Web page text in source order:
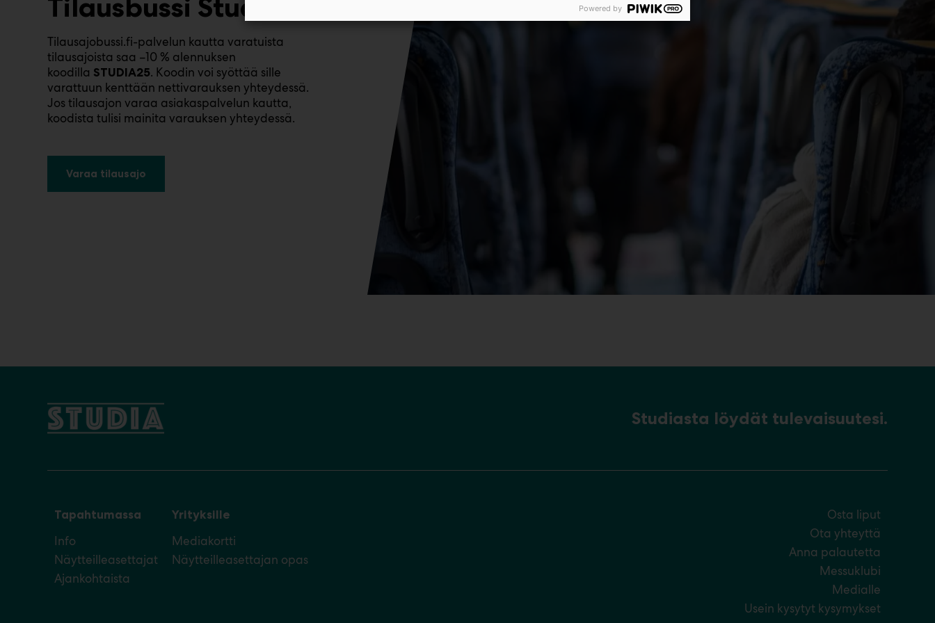
Tilausbussi Studiaan
Tilausajobussi.fi-palvelun kautta varatuista
tilausajoista saa –10 % alennuksen
koodilla STUDIA25. Koodin voi syöttää sille
varattuun kenttään nettivarauksen yhteydessä.
Jos tilausajon varaa asiakaspalvelun kautta,
koodista tulisi mainita varauksen yhteydessä.
Varaa tilausajo
Studiasta löydät tulevaisuutesi.
Tapahtumassa
Info
Näytteilleasettajat
Ajankohtaista
Yrityksille
Mediakortti
Näytteilleasettajan opas
Osta liput
Ota yhteyttä
Anna palautetta
Messuklubi
Medialle
Usein kysytyt kysymykset
Powered by